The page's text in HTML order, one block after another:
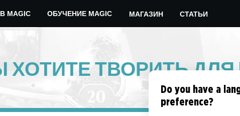
MAGIC ОБУЧЕНИЕ MAGIC МАГАЗИН СТАТЬИ
ХОТИТЕ ТВОРИТЬ ДЛЯ
Do you have a
preference?